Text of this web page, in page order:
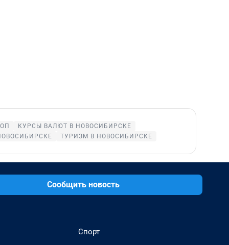
КУРСЫ ВАЛЮТ В НОВОСИБИРСКЕ
ТУРИЗМ В НОВОСИБИРСКЕ
Сообщить новость
Спорт